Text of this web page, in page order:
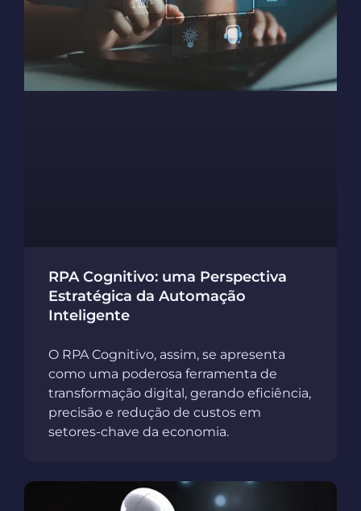
RPA Cognitivo: uma Perspectiva
Estratégica da Automação
Inteligente
O RPA Cognitivo, assim, se apresenta
como uma poderosa ferramenta de
transformação digital, gerando eficiência,
precisão e redução de custos em
setores-chave da economia.